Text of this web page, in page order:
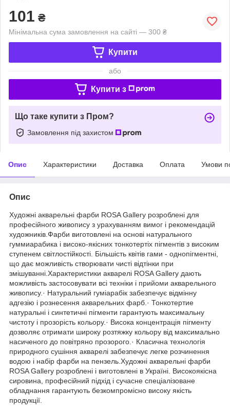
101 ₴
Мінімальна сума замовлення на сайті — 300 ₴
Купити
або
Купити з
Що таке купити з Пром?
Замовлення під захистом
Опис Характеристики Доставка Оплата Умови
Опис
Художні акварельні фарби ROSA Gallery розроблені для
професійного живопису з урахуванням вимог і рекомендацій
художників.Фарби виготовлені на основі натурального
гуммиарабика і високо-якісних тонкотертіх пігментів з високим
ступенем світлостійкості. Більшість квітів гами - однопігментні,
що дає можливість створювати чисті відтінки при
змішуванні.Характеристики акварелі ROSA Gallery дають
можливість застосовувати всі техніки і прийоми акварельного
живопису.· Натуральний гуміарабік забезпечує відмінну
адгезію і рознесення акварельних фарб.· Тонкотертие
натуральні і синтетичні пігменти гарантують максимальну
чистоту і прозорість кольору.· Висока концентрація пігменту
дозволяє отримати широку розтяжку кольору від максимально
насиченого до повітряно прозорого.· Класична технологія
природного сушіння акварелі забезпечує легке розчинення
водою і набір фарби на пензель.Художні акварельні фарби
ROSA Gallery розроблені і виготовлені в Україні. Високоякісна
сировина, професійний підхід і сучасне спеціалізоване
обладнання гарантують безкомпромісно високу якість
продукції.